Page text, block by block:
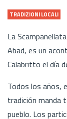
TRADIZIONI LOCALI
La
Abad, es un
Calabritto el día
Todos los años,
tradición manda
pueblo. Los